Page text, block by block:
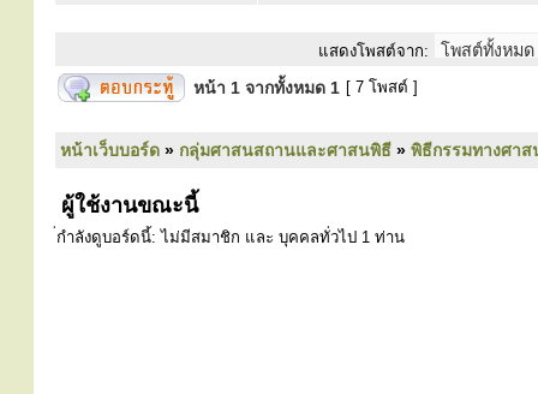
แสดงโพสต์จาก:
หน้า 1 จากทั้งหมด 1 [ 7 โพสต์ ]
หน้าเว็บบอร์ด » กลุ่มศาสนสถานและศาสนพิธี » พิธีกรรมทางศา
ผู้ใช้งานขณะนี้
่กำลังดูบอร์ดนี้: ไม่มีสมาชิก และ บุคคลทั่วไป 1 ท่าน